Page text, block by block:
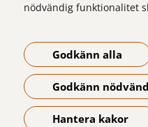
nödvändig funktionalitet
Godkänn alla
Godkänn
Hantera kakor